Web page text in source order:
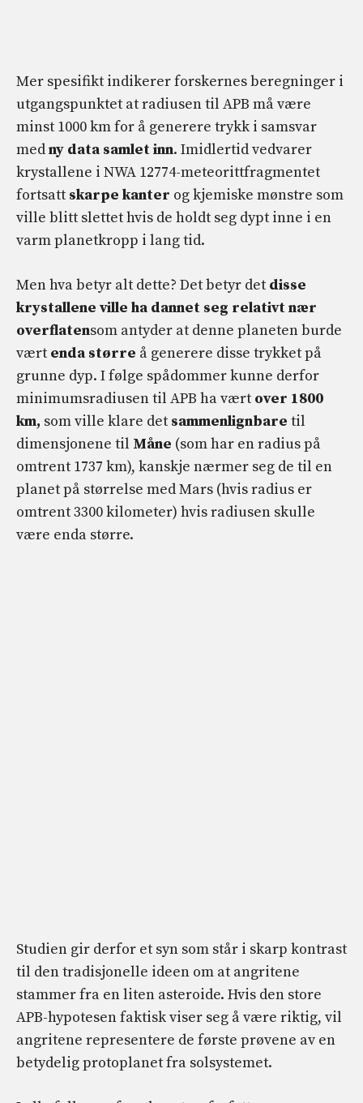
Mer spesifikt indikerer forskernes beregninger i
utgangspunktet at radiusen til APB må være
minst 1000 km for å generere trykk i samsvar
medny data samlet inn. Imidlertid vedvarer
krystallene i NWA 12774-meteorittfragmentet
fortsatt skarpe kanter og kjemiske mønstre som
ville blitt slettet hvis de holdt seg dypt inne i en
varm planetkropp i lang tid.
Men hva betyr alt dette? Det betyr det disse
krystallene ville ha dannet seg relativt nær
overflatensom antyder at denne planeten burde
vært enda større å generere disse trykket på
grunne dyp. I følge spådommer kunne derfor
minimumsradiusen til APB ha vært over 1800
km, som ville klare det sammenlignbare til
dimensjonene til Måne (som har en radius på
omtrent 1737 km), kanskje nærmer seg de til en
planet på størrelse med Mars (hvis radius er
omtrent 3300 kilometer) hvis radiusen skulle
være enda større.
Studien gir derfor et syn som står i skarp kontrast
til den tradisjonelle ideen om at angritene
stammer fra en liten asteroide. Hvis den store
APB-hypotesen faktisk viser seg å være riktig, vil
angritene representere de første prøvene av en
betydelig protoplanet fra solsystemet.